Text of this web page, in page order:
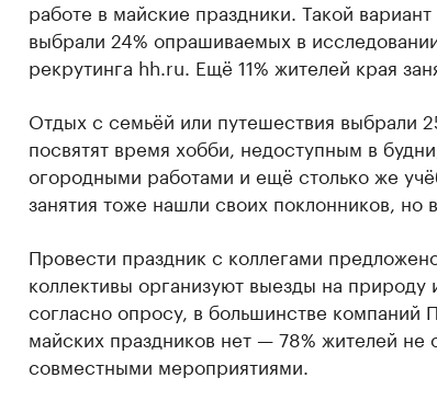
работе в майские праздники. Такой
выбрали 24% опрашиваемых в
рекрутинга hh.ru. Ещё 11% жителей края
Отдых с семьёй или путешествия выбрали
посвятят время хобби, недоступным в
огородными работами и ещё столько же
занятия тоже нашли своих поклонников, но
Провести праздник с коллегами
коллективы организуют выезды на природу
согласно опросу, в большинстве компаний
майских праздников нет — 78% жителей не
совместными мероприятиями.